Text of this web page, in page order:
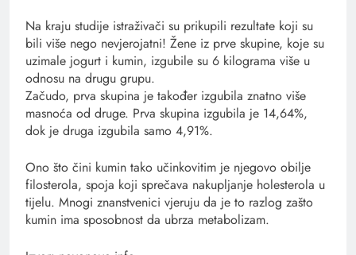
Na kraju studije istraživači su prikupili rezultate koji su
bili više nego nevjerojatni! Žene iz prve skupine, koje su
uzimale jogurt i kumin, izgubile su 6 kilograma više u
odnosu na drugu grupu.
Začudo, prva skupina je također izgubila znatno više
masnoća od druge. Prva skupina izgubila je 14,64%,
dok je druga izgubila samo 4,91%.
Ono što čini kumin tako učinkovitim je njegovo obilje
filosterola, spoja koji sprečava nakupljanje holesterola u
tijelu. Mnogi znanstvenici vjeruju da je to razlog zašto
kumin ima sposobnost da ubrza metabolizam.